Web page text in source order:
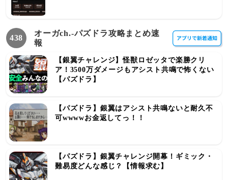
438
オーガch.-パズドラ攻略まとめ速
報
【銀翼チャレンジ】怪獣ロゼッタで楽勝クリ
ア！3500万ダメージもアシスト共鳴で怖くない
【パズドラ】
【パズドラ】銀翼はアシスト共鳴ないと耐久不
可wwwwお金返してっ！！
【パズドラ】銀翼チャレンジ開幕！ギミック・
難易度どんな感じ？【情報求む】